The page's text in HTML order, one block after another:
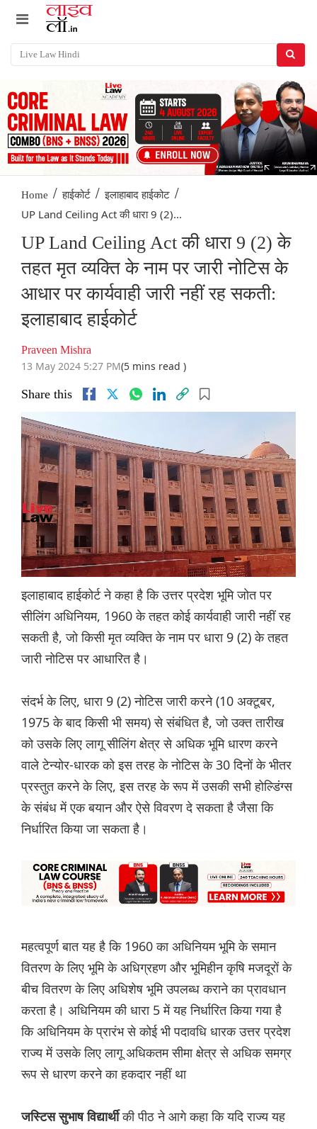
Home / हाईकोर्ट / इलाहाबाद हाईकोट /
UP Land Ceiling Act की धारा 9 (2)...
UP Land Ceiling Act की धारा 9 (2) के
तहत मृत व्यक्ति के नाम पर जारी नोटिस के
आधार पर कार्यवाही जारी नहीं रह सकती:
इलाहाबाद हाईकोर्ट
Praveen Mishra
13 May 2024 5:27 PM(5 mins read )
Share this
इलाहाबाद हाईकोर्ट ने कहा है कि उत्तर प्रदेश भूमि जोत पर
सीलिंग अधिनियम, 1960 के तहत कोई कार्यवाही जारी नहीं रह
सकती है, जो किसी मृत व्यक्ति के नाम पर धारा 9 (2) के तहत
जारी नोटिस पर आधारित है।
संदर्भ के लिए, धारा 9 (2) नोटिस जारी करने (10 अक्टूबर,
1975 के बाद किसी भी समय) से संबंधित है, जो उक्त तारीख
को उसके लिए लागू सीलिंग क्षेत्र से अधिक भूमि धारण करने
वाले टेन्योर-धारक को इस तरह के नोटिस के 30 दिनों के भीतर
प्रस्तुत करने के लिए, इस तरह के रूप में उसकी सभी होल्डिंग्स
के संबंध में एक बयान और ऐसे विवरण दे सकता है जैसा कि
निर्धारित किया जा सकता है।
महत्वपूर्ण बात यह है कि 1960 का अधिनियम भूमि के समान
वितरण के लिए भूमि के अधिग्रहण और भूमिहीन कृषि मजदूरों के
बीच वितरण के लिए अधिशेष भूमि उपलब्ध कराने का प्रावधान
करता है। अधिनियम की धारा 5 में यह निर्धारित किया गया है
कि अधिनियम के प्रारंभ से कोई भी पदावधि धारक उत्तर प्रदेश
राज्य में उसके लिए लागू अधिकतम सीमा क्षेत्र से अधिक समग्र
रूप से धारण करने का हकदार नहीं था
जस्टिस सुभाष विद्यार्थीकी पीठ ने आगे कहा कि यदि राज्य यह